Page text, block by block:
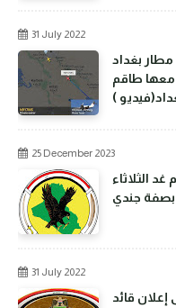
31 July 2022
بغداد
معها طاقم
)
25 December 2023
الثلاثاء
بصفة جندي
31 July 2022
إعلان قائد